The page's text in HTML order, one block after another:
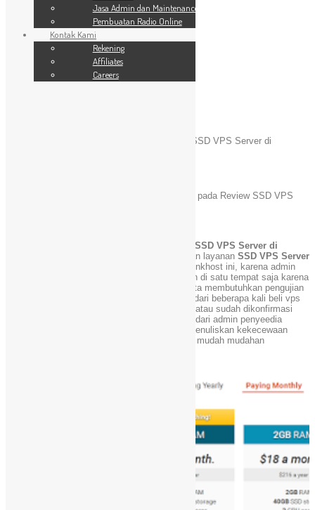
SSL Website
Jasa Admin dan Maintenance
Pembuatan Radio Online
Kontak Kami24 Jam
Rekening
Affiliates
Careers
Review SSD VPS Server di
pada Review SSD VPS
Review Keburukan Beli SSD VPS Server di
, Mungkin sobat tidak kenal dengan layanan SSD VPS Server
dari chunkhost ini, karena admin
Bukan di satu tempat saja karena
dalam pengujian dan kehandalan server vps kita membutuhkan pengujian
dibeberapa tempat yang berbeda , hanya saja dari beberapa kali beli vps
tidak sampai 1×24 biasanya sudah di approve atau sudah dikonfirmasi
dan biasanya kebanyakan support dan respon dari admin penyeedia
layanan vps sangat cepat hanya saja admin menuliskan kekecewaan
pada penyedia layanan vps dari chunkhost ini, mudah mudahan
Jasa Admin dan Maintenance
Pembuatan Radio Online
Kontak Kami
Rekening
Affiliates
Careers